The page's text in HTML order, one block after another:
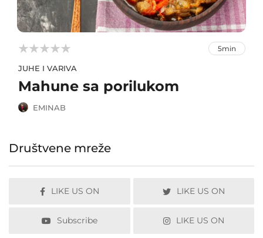


 5min
JUHE I VARIVA
Mahune sa porilukom
EMINAB
Društvene mreže
LIKE US ON LIKE US ON
Subscribe LIKE US ON